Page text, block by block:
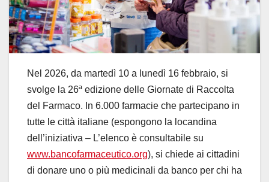
Nel 2026, da martedì 10 a lunedì 16 febbraio, si
svolge la 26ª edizione delle Giornate di Raccolta
del Farmaco. In 6.000 farmacie che partecipano in
tutte le città italiane (espongono la locandina
dell’iniziativa – L’elenco è consultabile su
www.bancofarmaceutico.org), si chiede ai cittadini
di donare uno o più medicinali da banco per chi ha